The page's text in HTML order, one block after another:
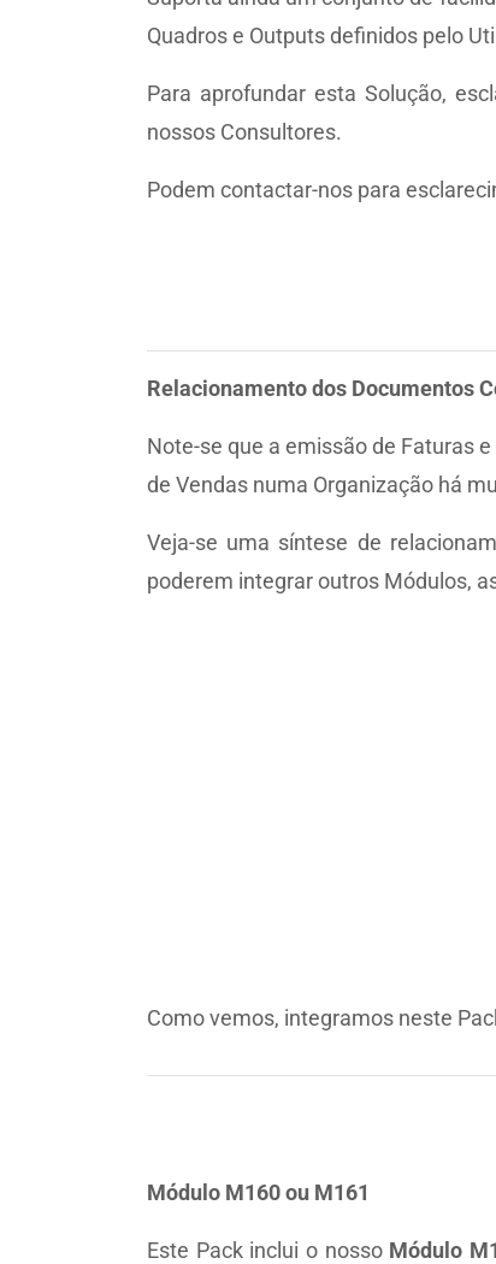
Quadros e Outputs definidos pelo
Para aprofundar esta Solução,
nossos Consultores.
Podem contactar-nos para
Relacionamento dos Documentos
Note-se que a emissão de Faturas
de Vendas numa Organização há
Veja-se uma síntese de
poderem integrar outros Módulos,
Como vemos, integramos neste
Módulo M160 ou M161
Este Pack inclui o nosso Módulo